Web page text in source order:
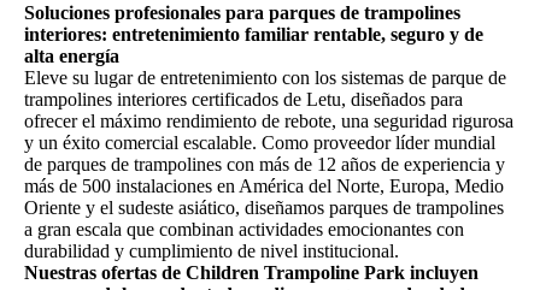
Soluciones profesionales para parques de trampolines
interiores: entretenimiento familiar rentable, seguro y de
alta energía
Eleve su lugar de entretenimiento con los sistemas de parque de
trampolines interiores certificados de Letu, diseñados para
ofrecer el máximo rendimiento de rebote, una seguridad rigurosa
y un éxito comercial escalable. Como proveedor líder mundial
de parques de trampolines con más de 12 años de experiencia y
más de 500 instalaciones en América del Norte, Europa, Medio
Oriente y el sudeste asiático, diseñamos parques de trampolines
a gran escala que combinan actividades emocionantes con
durabilidad y cumplimiento de nivel institucional.
Nuestras ofertas de Children Trampoline Park incluyen